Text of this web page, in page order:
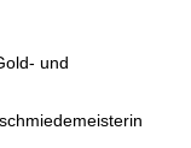
und